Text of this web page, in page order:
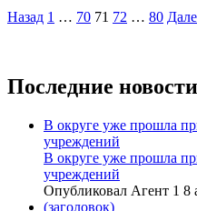
Назад 1 … 70 71 72 … 80
Последние новости
В округе уже прошла
учреждений
В округе уже прошла
учреждений
Опубликовал Агент 1 8
(заголовок)